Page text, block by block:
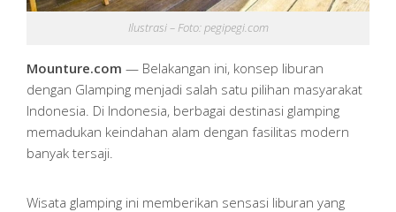
Ilustrasi – Foto: pegipegi.com
Mounture.com — Belakangan ini, konsep liburan
dengan Glamping menjadi salah satu pilihan masyarakat
Indonesia. Di Indonesia, berbagai destinasi glamping
memadukan keindahan alam dengan fasilitas modern
banyak tersaji.
Wisata glamping ini memberikan sensasi liburan yang